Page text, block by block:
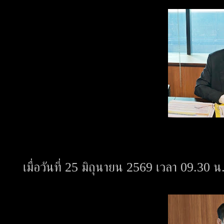
เมื่อวันที่ 25 มิถุนายน 2569 เวลา 09.30